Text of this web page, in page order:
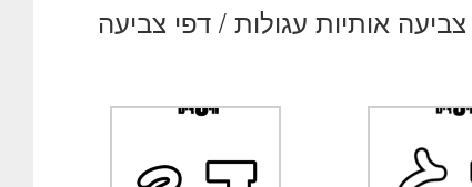
אותיות עגולות/ דפי צביעה